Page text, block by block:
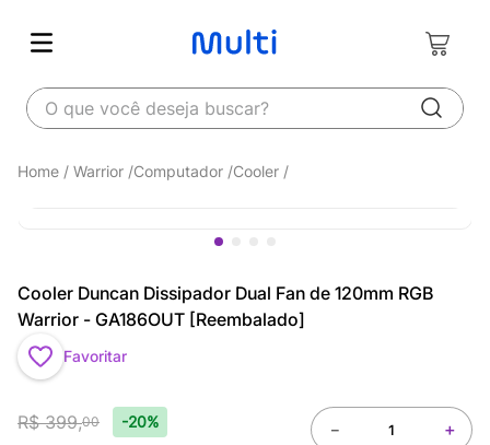
O que você deseja buscar?
Warrior Computador Cooler
Cooler Duncan Dissipador Dual Fan de 120mm RGB
Warrior - GA186OUT [Reembalado]
Favoritar
R$ 399,00 -20% ＋
－